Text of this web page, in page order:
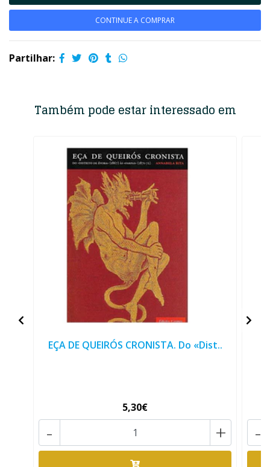
CONTINUE A COMPRAR
Partilhar:
Também pode estar interessado em
EÇA DE QUEIRÓS CRONISTA. Do «Dist..
5,30€
+
- -